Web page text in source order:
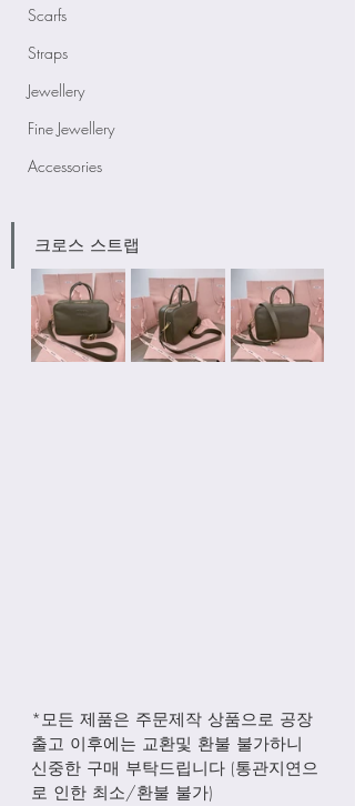
Scarfs
Straps
Jewellery
Fine Jewellery
Accessories
크로스 스트랩
*모든 제품은 주문제작 상품으로 공장
출고 이후에는 교환및 환불 불가하니
신중한 구매 부탁드립니다 (통관지연으
로 인한 최소/환불 불가)